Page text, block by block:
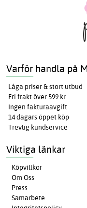
Varför handla på
Låga priser & stort utbud
Fri frakt över 599 kr
Ingen fakturaavgift
14 dagars öppet köp
Trevlig kundservice
Viktiga länkar
Köpvillkor
Om Oss
Press
Samarbete